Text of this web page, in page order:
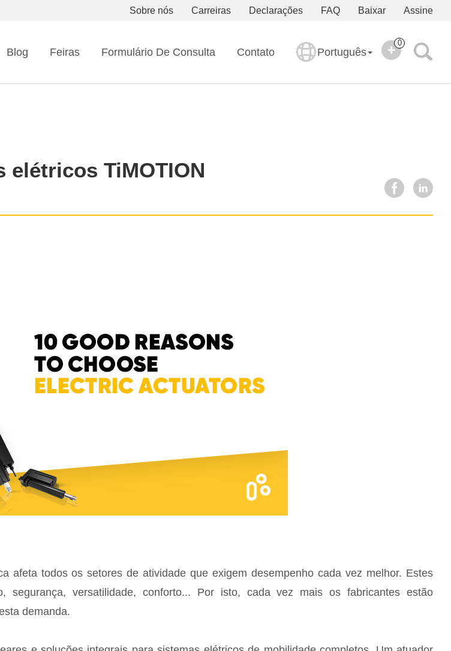
Assine
Baixar
FAQ
Declarações
Carreiras
Sobre nós
Blog Feiras Formulário De Consulta Contato Português
0
elétricos TiMOTION
afeta todos os setores de atividade que exigem desempenho cada vez melhor. Estes
segurança, versatilidade, conforto... Por isto, cada vez mais os fabricantes estão
demanda.